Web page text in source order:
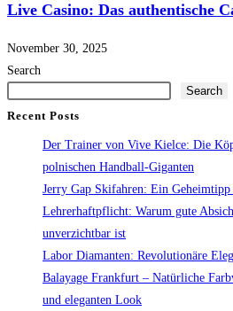
Live Casino: Das authentische
November 30, 2025
Search
Search
Recent Posts
Der Trainer von Vive Kielce: Die
polnischen Handball-Giganten
Jerry Gap Skifahren: Ein
Lehrerhaftpflicht: Warum gute
unverzichtbar ist
Labor Diamanten: Revolutionäre
Balayage Frankfurt – Natürliche
und eleganten Look